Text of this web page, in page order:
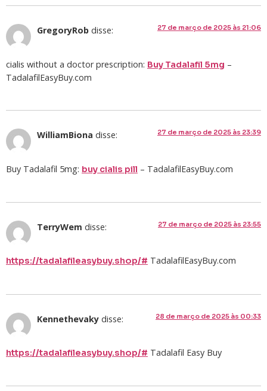
GregoryRob disse: 27 de março de 2025 às 21:06
cialis without a doctor prescription: Buy Tadalafil 5mg –
TadalafilEasyBuy.com
WilliamBiona disse: 27 de março de 2025 às 23:39
Buy Tadalafil 5mg: buy cialis pill – TadalafilEasyBuy.com
TerryWem disse: 27 de março de 2025 às 23:55
https://tadalafileasybuy.shop/# TadalafilEasyBuy.com
Kennethevaky disse: 28 de março de 2025 às 00:33
https://tadalafileasybuy.shop/# Tadalafil Easy Buy